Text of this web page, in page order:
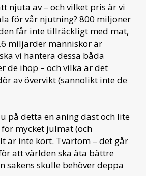
njuta av – och vilket pris är vi
för vår njutning? 800 miljoner
får inte tillräckligt med mat,
miljarder människor är
vi hantera dessa båda
de ihop – och vilka är det
av övervikt (sannolikt inte de
på detta en aning däst och lite
mycket julmat (och
är inte kört. Tvärtom – det går
att världen ska äta bättre
sakens skulle behöver deppa